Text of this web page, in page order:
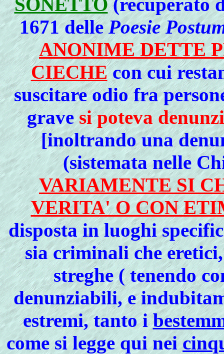
1671 dellePoesie
ANONIME DETTE
CIECHEcon cui
suscitare odio fra
gravesi poteva
[inoltrando una
(sistemata nelle
VARIAMENTE SI
VERITA' O CON
disposta in luoghi
sia criminali che
streghe ( tenendo
denunziabili, e
estremi, tanto i
come si legge qui nei